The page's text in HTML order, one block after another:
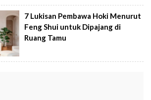
7 Lukisan Pembawa Hoki Menurut
Feng Shui untuk Dipajang di
Ruang Tamu